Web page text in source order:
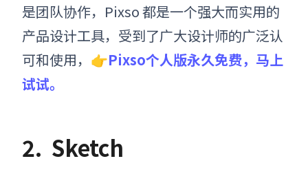
是团队协作，Pixso 都是一个强大而实用的
产品设计工具，受到了广大设计师的广泛认
可和使用， 👉Pixso个人版永久免费，马上
试试。
2. Sketch